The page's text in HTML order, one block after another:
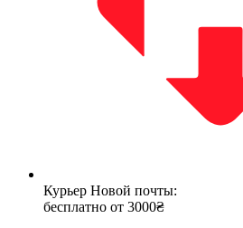
Курьер Новой почты:
бесплатно от 3000₴